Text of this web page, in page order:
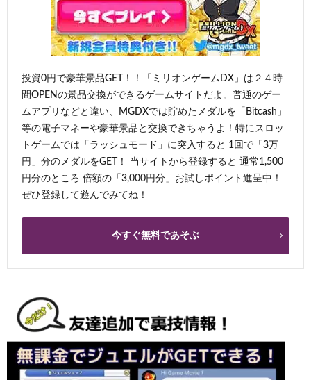
投資0円で豪華景品GET！！「ミリオンゲームDX」は２４時
間OPENの景品交換ができるゲームサイトだよ。普通のゲー
ムアプリなどと違い、MGDXでは貯めたメダルを「Bitcash」
等の電子マネーや豪華景品と交換できちゃうよ！特にスロッ
トゲームでは「ラッシュモード」に突入すると 1回で「3万
円」分のメダルをGET！ 当サイトから登録すると 通常1,500
円分のところ 倍額の「3,000円分」お試しポイント進呈中！
ぜひ登録して遊んでみてね！
今すぐ無料であそぶ